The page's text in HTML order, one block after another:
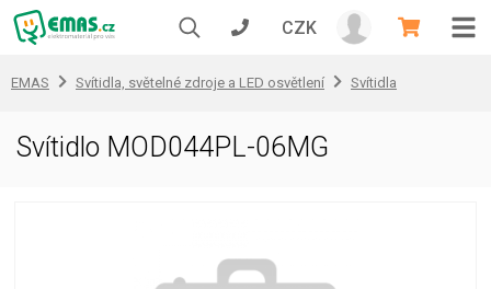
CZK
EMAS Svítidla, světelné zdroje a LED osvětlení Svítidla
Svítidlo MOD044PL-06MG